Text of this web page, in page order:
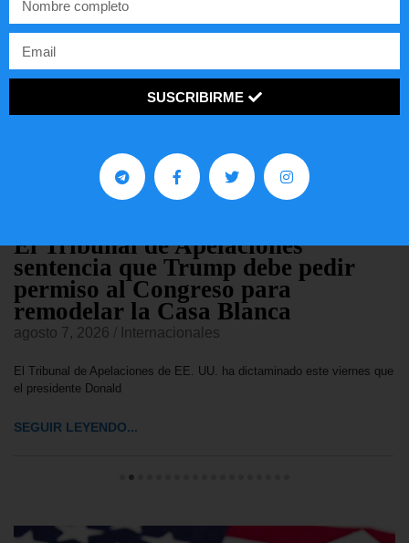
artículos ¡R ecom enda dos!
El Tribunal de Apelaciones
sentencia que Trump debe pedir
permiso al Congreso para
remodelar la Casa Blanca
agosto 7, 2026 Internacionales
El Tribunal de Apelaciones de EE. UU. ha dictaminado este viernes que
el presidente Donald
SEGUIR LEYENDO...
SUSCRIBIRME